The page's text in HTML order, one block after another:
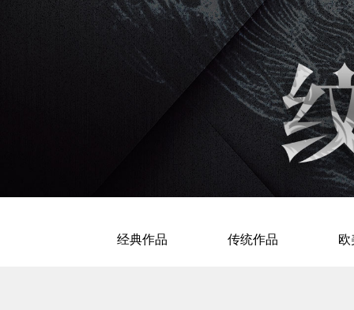
经典作品 传统作品 欧